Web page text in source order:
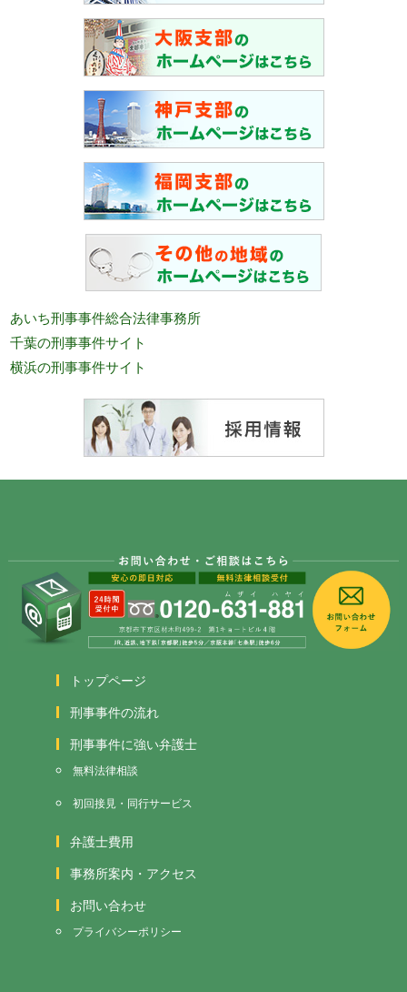
あいち刑事事件総合法律事務所
千葉の刑事事件サイト
横浜の刑事事件サイト
トップページ
刑事事件の流れ
刑事事件に強い弁護士
無料法律相談
初回接見・同行サービス
弁護士費用
事務所案内・アクセス
お問い合わせ
プライバシーポリシー